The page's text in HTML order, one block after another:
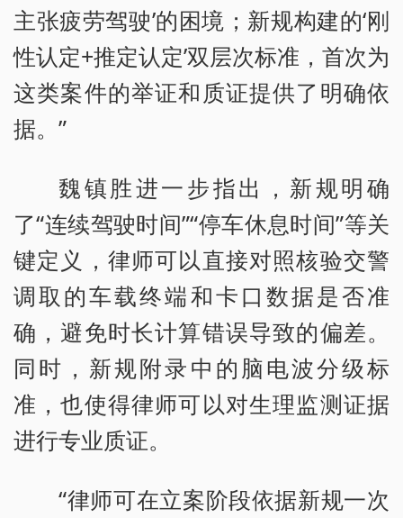
主张疲劳驾驶’的困境；新规构建的‘刚
性认定+推定认定’双层次标准，首次为
这类案件的举证和质证提供了明确依
据。”
魏镇胜进一步指出，新规明确
了“连续驾驶时间”“停车休息时间”等关
键定义，律师可以直接对照核验交警
调取的车载终端和卡口数据是否准
确，避免时长计算错误导致的偏差。
同时，新规附录中的脑电波分级标
准，也使得律师可以对生理监测证据
进行专业质证。
“律师可在立案阶段依据新规一次